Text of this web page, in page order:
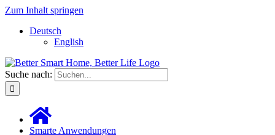
Zum Inhalt springen
Deutsch
English
Suche nach:
Smarte Anwendungen